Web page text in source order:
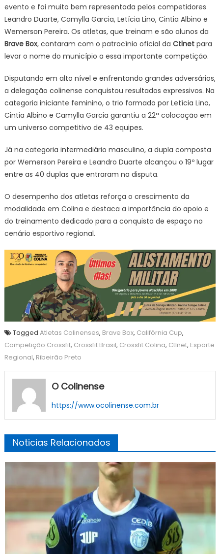
evento e foi muito bem representada pelos competidores
Leandro Duarte, Camylla Garcia, Letícia Lino, Cintia Albino e
Wemerson Pereira. Os atletas, que treinam e são alunos da
Brave Box, contaram com o patrocínio oficial da Ctlnetpara
levar o nome do município a essa importante competição.
Disputando em alto nível e enfrentando grandes adversários,
a delegação colinense conquistou resultados expressivos. Na
categoria iniciante feminino, o trio formado por Letícia Lino,
Cintia Albino e Camylla Garcia garantiu a 22ª colocação em
um universo competitivo de 43 equipes.
Já na categoria intermediário masculino, a dupla composta
por Wemerson Pereira e Leandro Duarte alcançou o 19º lugar
entre as 40 duplas que entraram na disputa.
O desempenho dos atletas reforça o crescimento da
modalidade em Colina e destaca a importância do apoio e
do treinamento dedicado para a conquista de espaço no
cenário esportivo regional.
Tagged Atletas Colinenses, Brave Box, Califórnia Cup,
Competição Crossfit, Crossfit Brasil, Crossfit Colina, Ctlnet, Esporte
Regional, Ribeirão Preto
O Colinense
https://www.ocolinense.com.br
Noticias Relacionados